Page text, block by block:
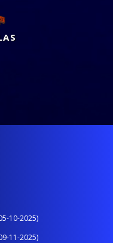
10-2025)
11-2025)